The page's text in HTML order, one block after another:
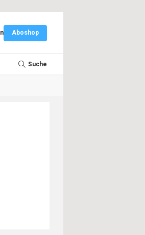
Aboshop
Suche